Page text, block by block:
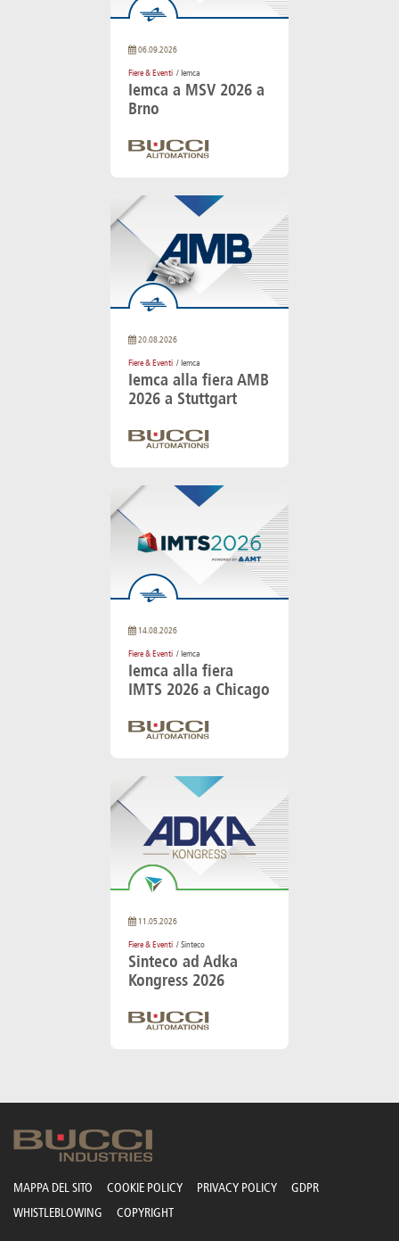
06.09.2026
Fiere & Eventi / Iemca
Iemca a MSV 2026 a
Brno
20.08.2026
Fiere & Eventi / Iemca
Iemca alla fiera AMB
2026 a Stuttgart
14.08.2026
Fiere & Eventi / Iemca
Iemca alla fiera
IMTS 2026 a Chicago
11.05.2026
Fiere & Eventi / Sinteco
Sinteco ad Adka
Kongress 2026
MAPPA DEL SITO COOKIE POLICY PRIVACY POLICY
GDPR
WHISTLEBLOWING
COPYRIGHT